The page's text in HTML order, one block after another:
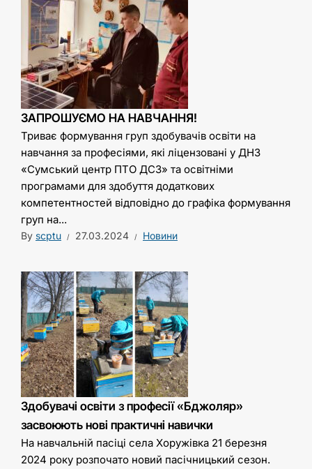
ЗАПРОШУЄМО НА НАВЧАННЯ!
Триває формування груп здобувачів освіти на
навчання за професіями, які ліцензовані у ДНЗ
«Сумський центр ПТО ДСЗ» та освітніми
програмами для здобуття додаткових
компетентностей відповідно до графіка формування
груп на...
By scptu 27.03.2024 Новини
Здобувачі освіти з професії «Бджоляр»
засвоюють нові практичні навички
На навчальній пасіці села Хоружівка 21 березня
2024 року розпочато новий пасічницький сезон.